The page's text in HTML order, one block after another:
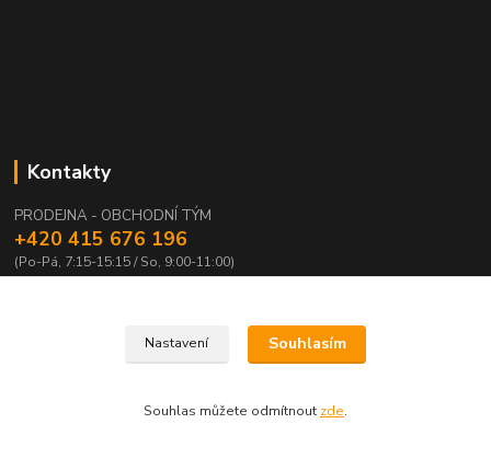
Kontakty
PRODEJNA - OBCHODNÍ TÝM
+420 415 676 196
(Po-Pá, 7:15-15:15 / So, 9:00-11:00)
Nastavení Souhlasím
Souhlas můžete odmítnout zde.